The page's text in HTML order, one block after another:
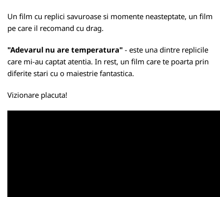
Un film cu replici savuroase si momente neasteptate, un film
pe care il recomand cu drag.
"Adevarul nu are temperatura" - este una dintre replicile
care mi-au captat atentia. In rest, un film care te poarta prin
diferite stari cu o maiestrie fantastica.
Vizionare placuta!